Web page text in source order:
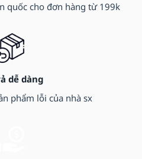
quốc cho đơn hàng từ 199k
dễ dàng
phẩm lỗi của nhà sx